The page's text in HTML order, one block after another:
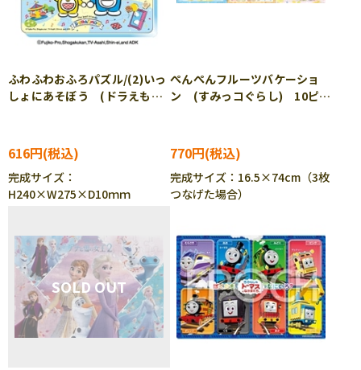
ふわふわおふろパズル/(2)いっ
しょにあそぼう (ドラえも
616円
完成サイズ：
H240×W275×D10ｍｍ
ぺんぺんフルーツバケーショ
ン (すみっコぐらし) 10ピー
770円
完成サイズ：16.5×74cm（3枚
つなげた場合）